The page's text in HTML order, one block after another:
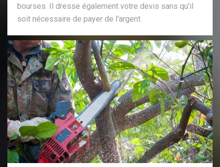
bourses. Il dresse également votre devis sans qu'il
soit nécessaire de payer de l'argent.